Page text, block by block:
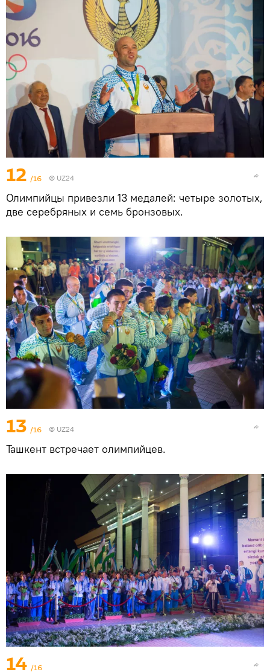
12 /16 © UZ24
Олимпийцы привезли 13 медалей: четыре золотых,
две серебряных и семь бронзовых.
13 /16 © UZ24
Ташкент встречает олимпийцев.
14 /16